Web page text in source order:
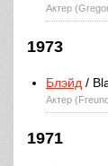
Актер
1973
Блэйд /
Актер
1971